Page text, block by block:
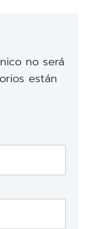
no será
están